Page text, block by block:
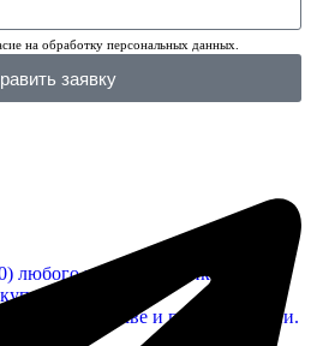
на обработку персональных данных.
заявку